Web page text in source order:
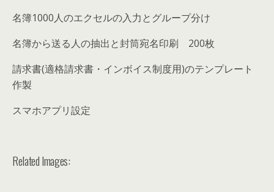
名簿1000人のエクセルの入力とグループ分け
名簿から送る人の抽出と封筒宛名印刷 200枚
請求書(適格請求書・インボイス制度用)のテンプレート
作製
スマホアプリ設定
Related Images: